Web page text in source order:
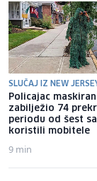
SLUČAJ IZ NEW
Policajac
zabilježio 74
periodu od šest
koristili mobitele
9 min